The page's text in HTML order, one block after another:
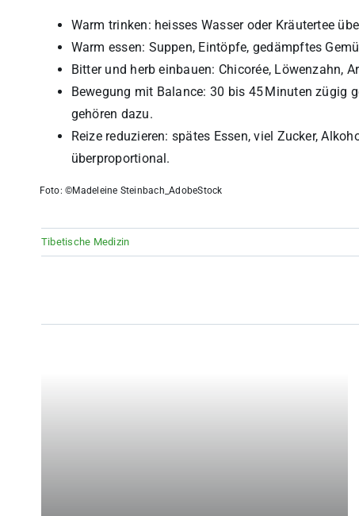
Warm trinken: heisses Wasser oder Kräutertee
Warm essen: Suppen, Eintöpfe, gedämpftes
Bitter und herb einbauen: Chicorée, Löwenzahn,
Bewegung mit Balance: 30 bis 45 Minuten zügig
gehören dazu.
Reize reduzieren: spätes Essen, viel Zucker,
überproportional.
Foto: ©Madeleine Steinbach_AdobeStock
Tibetische Medizin